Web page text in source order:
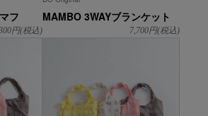
フ
円(税込)
MAMBO 3WAYブランケット
7,700円(税込)